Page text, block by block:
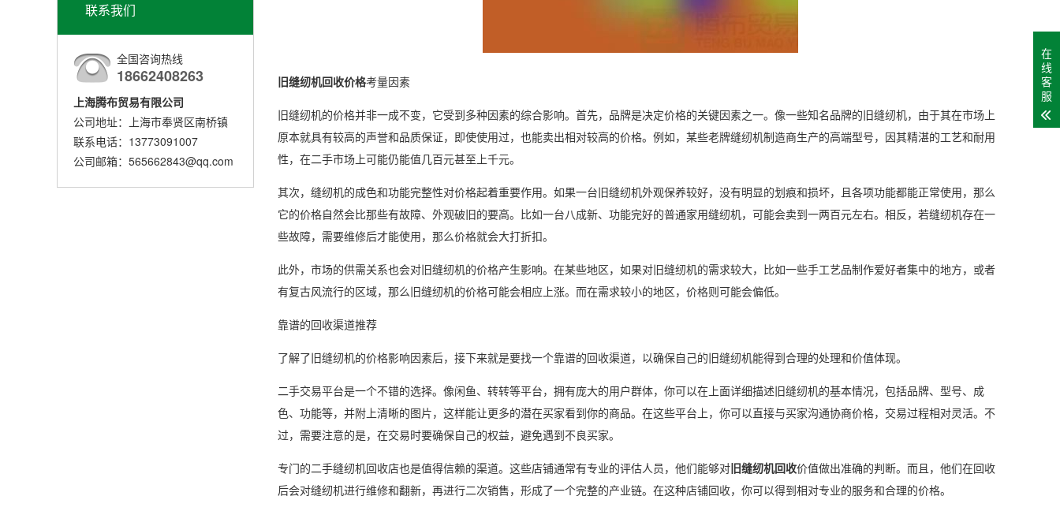
联系我们
全国咨询热线
18662408263
上海腾布贸易有限公司
公司地址：上海市奉贤区南桥镇
联系电话：13773091007
公司邮箱：565662843@qq.com
旧缝纫机回收价格考量因素
旧缝纫机的价格并非一成不变，它受到多种因素的综合影响。首先，品牌是决定价格的关键因素之一。像一些知名品牌的旧缝纫机，由于其在市场上
原本就具有较高的声誉和品质保证，即使使用过，也能卖出相对较高的价格。例如，某些老牌缝纫机制造商生产的高端型号，因其精湛的工艺和耐用
性，在二手市场上可能仍能值几百元甚至上千元。
其次，缝纫机的成色和功能完整性对价格起着重要作用。如果一台旧缝纫机外观保养较好，没有明显的划痕和损坏，且各项功能都能正常使用，那么
它的价格自然会比那些有故障、外观破旧的要高。比如一台八成新、功能完好的普通家用缝纫机，可能会卖到一两百元左右。相反，若缝纫机存在一
些故障，需要维修后才能使用，那么价格就会大打折扣。
此外，市场的供需关系也会对旧缝纫机的价格产生影响。在某些地区，如果对旧缝纫机的需求较大，比如一些手工艺品制作爱好者集中的地方，或者
有复古风流行的区域，那么旧缝纫机的价格可能会相应上涨。而在需求较小的地区，价格则可能会偏低。
靠谱的回收渠道推荐
了解了旧缝纫机的价格影响因素后，接下来就是要找一个靠谱的回收渠道，以确保自己的旧缝纫机能得到合理的处理和价值体现。
二手交易平台是一个不错的选择。像闲鱼、转转等平台，拥有庞大的用户群体，你可以在上面详细描述旧缝纫机的基本情况，包括品牌、型号、成
色、功能等，并附上清晰的图片，这样能让更多的潜在买家看到你的商品。在这些平台上，你可以直接与买家沟通协商价格，交易过程相对灵活。不
过，需要注意的是，在交易时要确保自己的权益，避免遇到不良买家。
专门的二手缝纫机回收店也是值得信赖的渠道。这些店铺通常有专业的评估人员，他们能够对旧缝纫机回收价值做出准确的判断。而且，他们在回收
后会对缝纫机进行维修和翻新，再进行二次销售，形成了一个完整的产业链。在这种店铺回收，你可以得到相对专业的服务和合理的价格。
在
线
客
服